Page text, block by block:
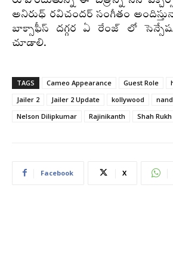
అనిరుధ్ రవిచందర్ సంగీతం
బాక్సాఫీస్ దగ్గర ఏ రేంజ్ లో
చూడాలి.
TAGS Cameo Appearance Guest Role
Jailer 2
Jailer 2 Update kollywood
Nelson Dilipkumar
Rajinikanth Shah
Facebook X